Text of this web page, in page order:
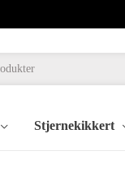
Stjernekikkert